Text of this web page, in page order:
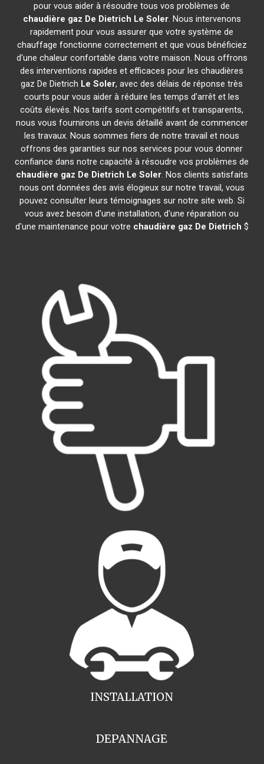
pour vous aider à résoudre tous vos problèmes de
chaudière gaz De Dietrich Le Soler. Nous intervenons
rapidement pour vous assurer que votre système de
chauffage fonctionne correctement et que vous bénéficiez
d'une chaleur confortable dans votre maison. Nous offrons
des interventions rapides et efficaces pour les chaudières
gaz De Dietrich Le Soler, avec des délais de réponse très
courts pour vous aider à réduire les temps d'arrêt et les
coûts élevés. Nos tarifs sont compétitifs et transparents,
nous vous fournirons un devis détaillé avant de commencer
les travaux. Nous sommes fiers de notre travail et nous
offrons des garanties sur nos services pour vous donner
confiance dans notre capacité à résoudre vos problèmes de
chaudière gaz De Dietrich Le Soler. Nos clients satisfaits
nous ont données des avis élogieux sur notre travail, vous
pouvez consulter leurs témoignages sur notre site web. Si
vous avez besoin d'une installation, d'une réparation ou
d'une maintenance pour votre chaudière gaz De Dietrich $
INSTALLATION
DEPANNAGE